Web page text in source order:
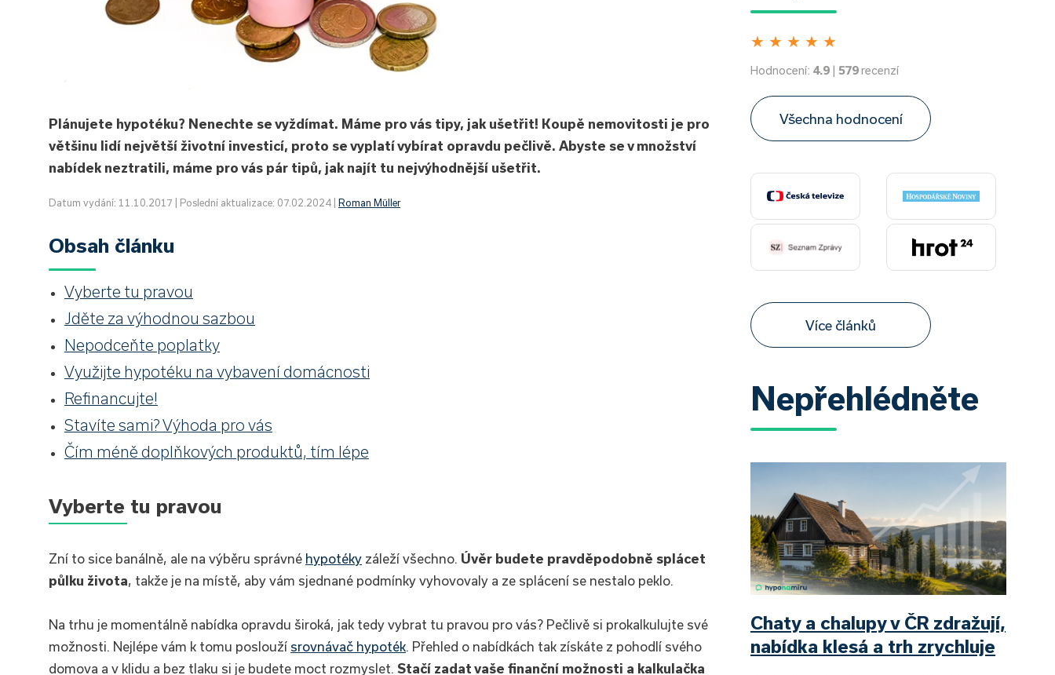
Plánujete hypotéku? Nenechte se vyždímat. Máme pro vás tipy, jak ušetřit! Koupě nemovitosti je pro
většinu lidí největší životní investicí, proto se vyplatí vybírat opravdu pečlivě. Abyste se v množství
nabídek neztratili, máme pro vás pár tipů, jak najít tu nejvýhodnější ušetřit.
Datum vydání: 11.10.2017 | Poslední aktualizace: 07.02.2024 | Roman Müller
Obsah článku
Vyberte tu pravou
Jděte za výhodnou sazbou
Nepodceňte poplatky
Využijte hypotéku na vybavení domácnosti
Refinancujte!
Stavíte sami? Výhoda pro vás
Čím méně doplňkových produktů, tím lépe
Vyberte tu pravou
Zní to sice banálně, ale na výběru správné hypotéky záleží všechno. Úvěr budete pravděpodobně splácet
půlku života, takže je na místě, aby vám sjednané podmínky vyhovovaly a ze splácení se nestalo peklo.
Na trhu je momentálně nabídka opravdu široká, jak tedy vybrat tu pravou pro vás? Pečlivě si prokalkulujte své
možnosti. Nejlépe vám k tomu poslouží srovnávač hypoték . Přehled o nabídkách tak získáte z pohodlí svého
domova a v klidu a bez tlaku si je budete moct rozmyslet. Stačí zadat vaše finanční možnosti a kalkulačka
★ ★ ★ ★ ★
Hodnocení: 4.9 | 579recenzí
Všechna hodnocení
Více článků
Nepřehlédněte
Chaty a chalupy v ČR zdražují,
nabídka klesá a trh zrychluje